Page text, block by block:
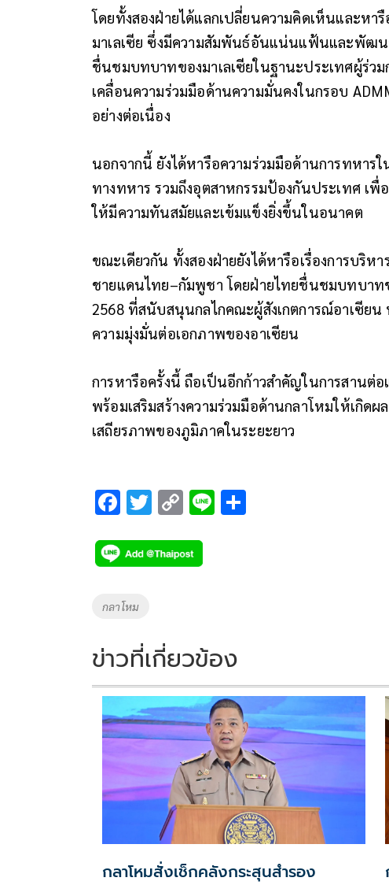
โดยทั้งสองฝ่ายได้แลกเปลี่ยนความคิดเห็นและหา
มาเลเซีย ซึ่งมีความสัมพันธ์อันแน่นแฟ้นและพัฒน
ชื่นชมบทบาทของมาเลเซียในฐานะประเทศผู้ร่
เคลื่อนความร่วมมือด้านความมั่นคงในกรอบ
อย่างต่อเนื่อง
นอกจากนี้ ยังได้หารือความร่วมมือด้านการทหาร
ทางทหาร รวมถึงอุตสาหกรรมป้องกันประเทศ เ
ให้มีความทันสมัยและเข้มแข็งยิ่งขึ้นในอนาคต
ขณะเดียวกัน ทั้งสองฝ่ายยังได้หารือเรื่องการบริ
ชายแดนไทย–กัมพูชา โดยฝ่ายไทยชื่นชมบทบาท
2568 ที่สนับสนุนกลไกคณะผู้สังเกตการณ์อาเซียน
ความมุ่งมั่นต่อเอกภาพของอาเซียน
การหารือครั้งนี้ ถือเป็นอีกก้าวสำคัญในการสานต่
พร้อมเสริมสร้างความร่วมมือด้านกลาโหมให้เกิด
เสถียรภาพของภูมิภาคในระยะยาว
F
e
b
o
k
T
tt
er
C
p
y
k
Li
Tags
กลาโหม
ข่าวที่เกี่ยวข้อง
กลาโหมสั่งเช็กคลังกระสุนสำรอง